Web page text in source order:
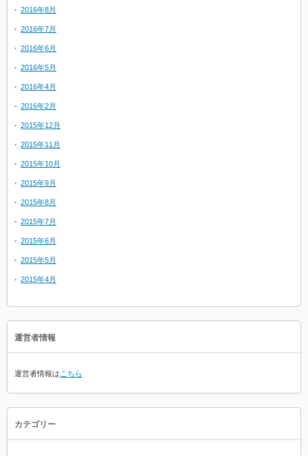
2016年8月
2016年7月
2016年6月
2016年5月
2016年4月
2016年2月
2015年12月
2015年11月
2015年10月
2015年9月
2015年8月
2015年7月
2015年6月
2015年5月
2015年4月
運営者情報
運営者情報は こちら
カテゴリー